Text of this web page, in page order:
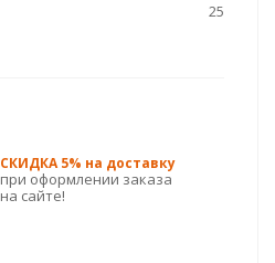
25
СКИДКА 5% на доставку
при оформлении заказа
на сайте!